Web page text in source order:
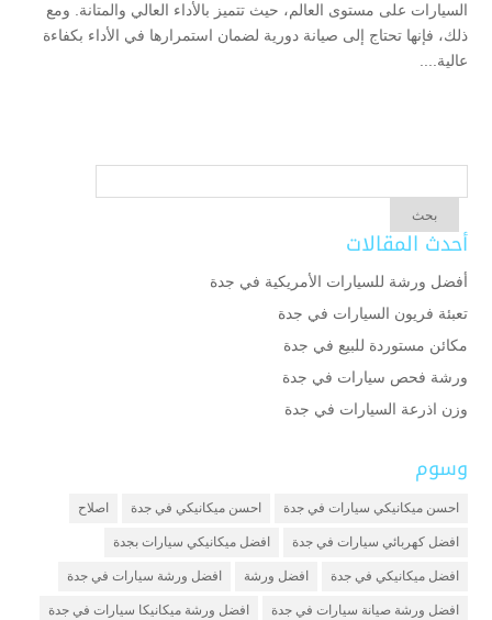
السيارات على مستوى العالم، حيث تتميز بالأداء العالي والمتانة. ومع
ذلك، فإنها تحتاج إلى صيانة دورية لضمان استمرارها في الأداء بكفاءة
عالية....
أحدث المقالات
أفضل ورشة للسيارات الأمريكية في جدة
تعبئة فريون السيارات في جدة
مكائن مستوردة للبيع في جدة
ورشة فحص سيارات في جدة
وزن اذرعة السيارات في جدة
وسوم
احسن ميكانيكي سيارات في جدة احسن ميكانيكي في جدة اصلاح
افضل كهربائي سيارات في جدة افضل ميكانيكي سيارات بجدة
افضل ميكانيكي في جدة افضل ورشة افضل ورشة سيارات في جدة
افضل ورشة صيانة سيارات في جدة افضل ورشة ميكانيكا سيارات في جدة